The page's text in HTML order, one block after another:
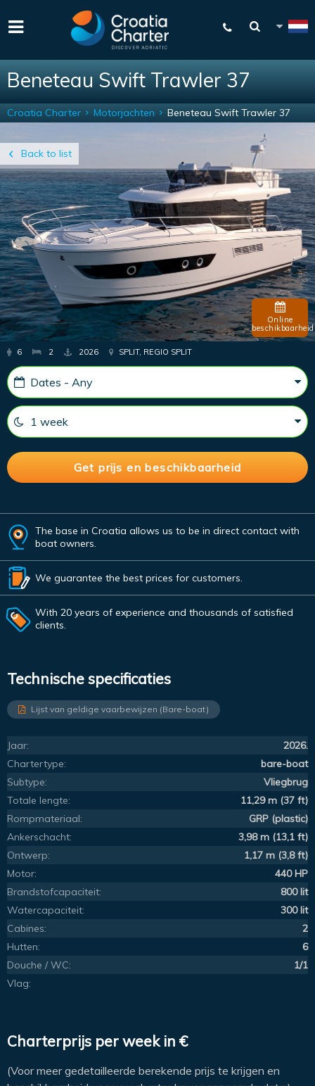
Beneteau Swift Trawler 37
Back to list
Croatia Charter Motorjachten Beneteau Swift Trawler 37
Online
beschikbaarheid
6 2 2026 SPLIT, REGIO SPLIT
The base in Croatia allows us to be in direct contact with
boat owners.
We guarantee the best prices for customers.
With 20 years of experience and thousands of satisfied
clients.
Technische specificaties
Lijst van geldige vaarbewijzen (Bare-boat)
Jaar:
2026.
Chartertype:
bare-boat
Subtype:
Vliegbrug
Totale lengte:
11,29 m (37 ft)
Rompmateriaal:
GRP (plastic)
Ankerschacht:
3,98 m (13,1 ft)
Ontwerp:
1,17 m (3,8 ft)
Motor:
440 HP
Brandstofcapaciteit:
800 lit
Watercapaciteit:
300 lit
Cabines:
2
Hutten:
6
Douche / WC:
1/1
Vlag:
Charterprijs per week in €
(Voor meer gedetailleerde berekende prijs te krijgen en